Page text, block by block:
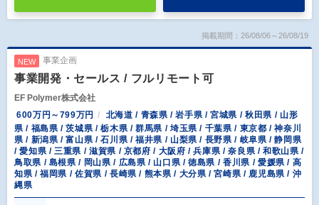
掲載期間：26/08/06～26/08/19
NEW 事業企画
事業開発・セールス / フルリモート可
EF Polymer株式会社
600万円～799万円
北海道 / 青森県 / 岩手県 / 宮城県 / 秋田県 / 山形
県 / 福島県 / 茨城県 / 栃木県 / 群馬県 / 埼玉県 / 千葉県 / 東京都 / 神奈川
県 / 新潟県 / 富山県 / 石川県 / 福井県 / 山梨県 / 長野県 / 岐阜県 / 静岡県
/ 愛知県 / 三重県 / 滋賀県 / 京都府 / 大阪府 / 兵庫県 / 奈良県 / 和歌山県 /
鳥取県 / 島根県 / 岡山県 / 広島県 / 山口県 / 徳島県 / 香川県 / 愛媛県 / 高
知県 / 福岡県 / 佐賀県 / 長崎県 / 熊本県 / 大分県 / 宮崎県 / 鹿児島県 / 沖
縄県